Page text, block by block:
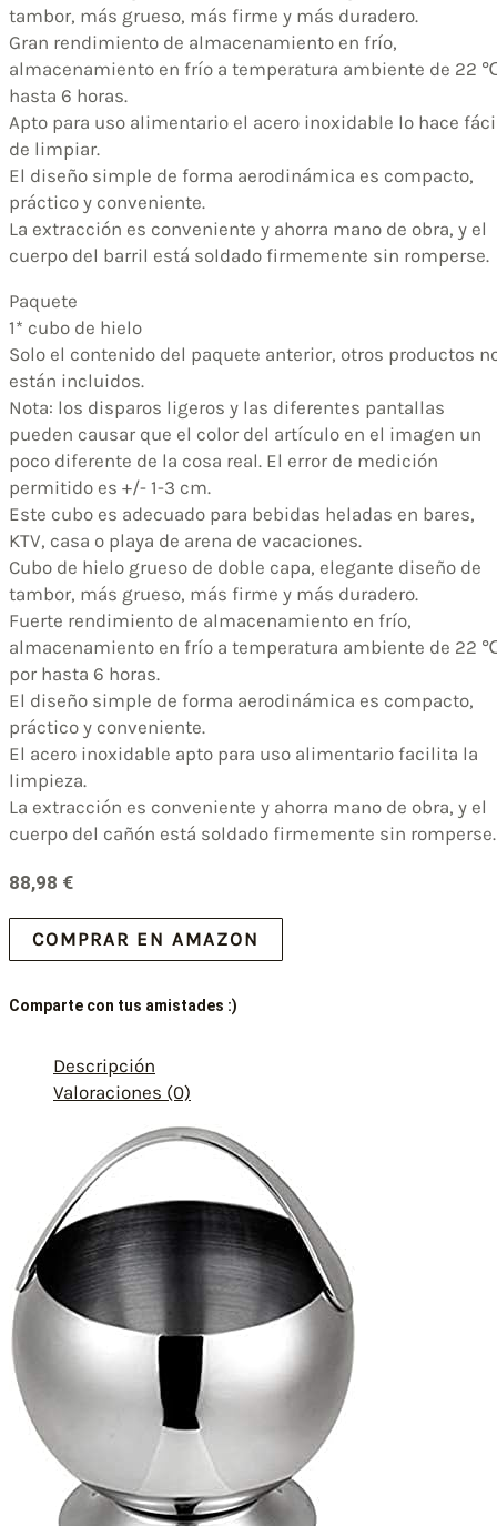
tambor, más grueso, más firme y más duradero.
Gran rendimiento de almacenamiento en frío,
almacenamiento en frío a temperatura ambiente de 22
hasta 6 horas.
Apto para uso alimentario el acero inoxidable lo hace
de limpiar.
El diseño simple de forma aerodinámica es compacto,
práctico y conveniente.
La extracción es conveniente y ahorra mano de obra, y el
cuerpo del barril está soldado firmemente sin romperse.
Paquete
1* cubo de hielo
Solo el contenido del paquete anterior, otros productos
están incluidos.
Nota: los disparos ligeros y las diferentes pantallas
pueden causar que el color del artículo en el imagen un
poco diferente de la cosa real. El error de medición
permitido es +/- 1-3 cm.
Este cubo es adecuado para bebidas heladas en bares,
KTV, casa o playa de arena de vacaciones.
Cubo de hielo grueso de doble capa, elegante diseño de
tambor, más grueso, más firme y más duradero.
Fuerte rendimiento de almacenamiento en frío,
almacenamiento en frío a temperatura ambiente de 22
por hasta 6 horas.
El diseño simple de forma aerodinámica es compacto,
práctico y conveniente.
El acero inoxidable apto para uso alimentario facilita la
limpieza.
La extracción es conveniente y ahorra mano de obra, y el
cuerpo del cañón está soldado firmemente sin romperse.
88,98 €
COMPRAR EN AMAZON
Comparte con tus amistades :)
Descripción
Valoraciones (0)